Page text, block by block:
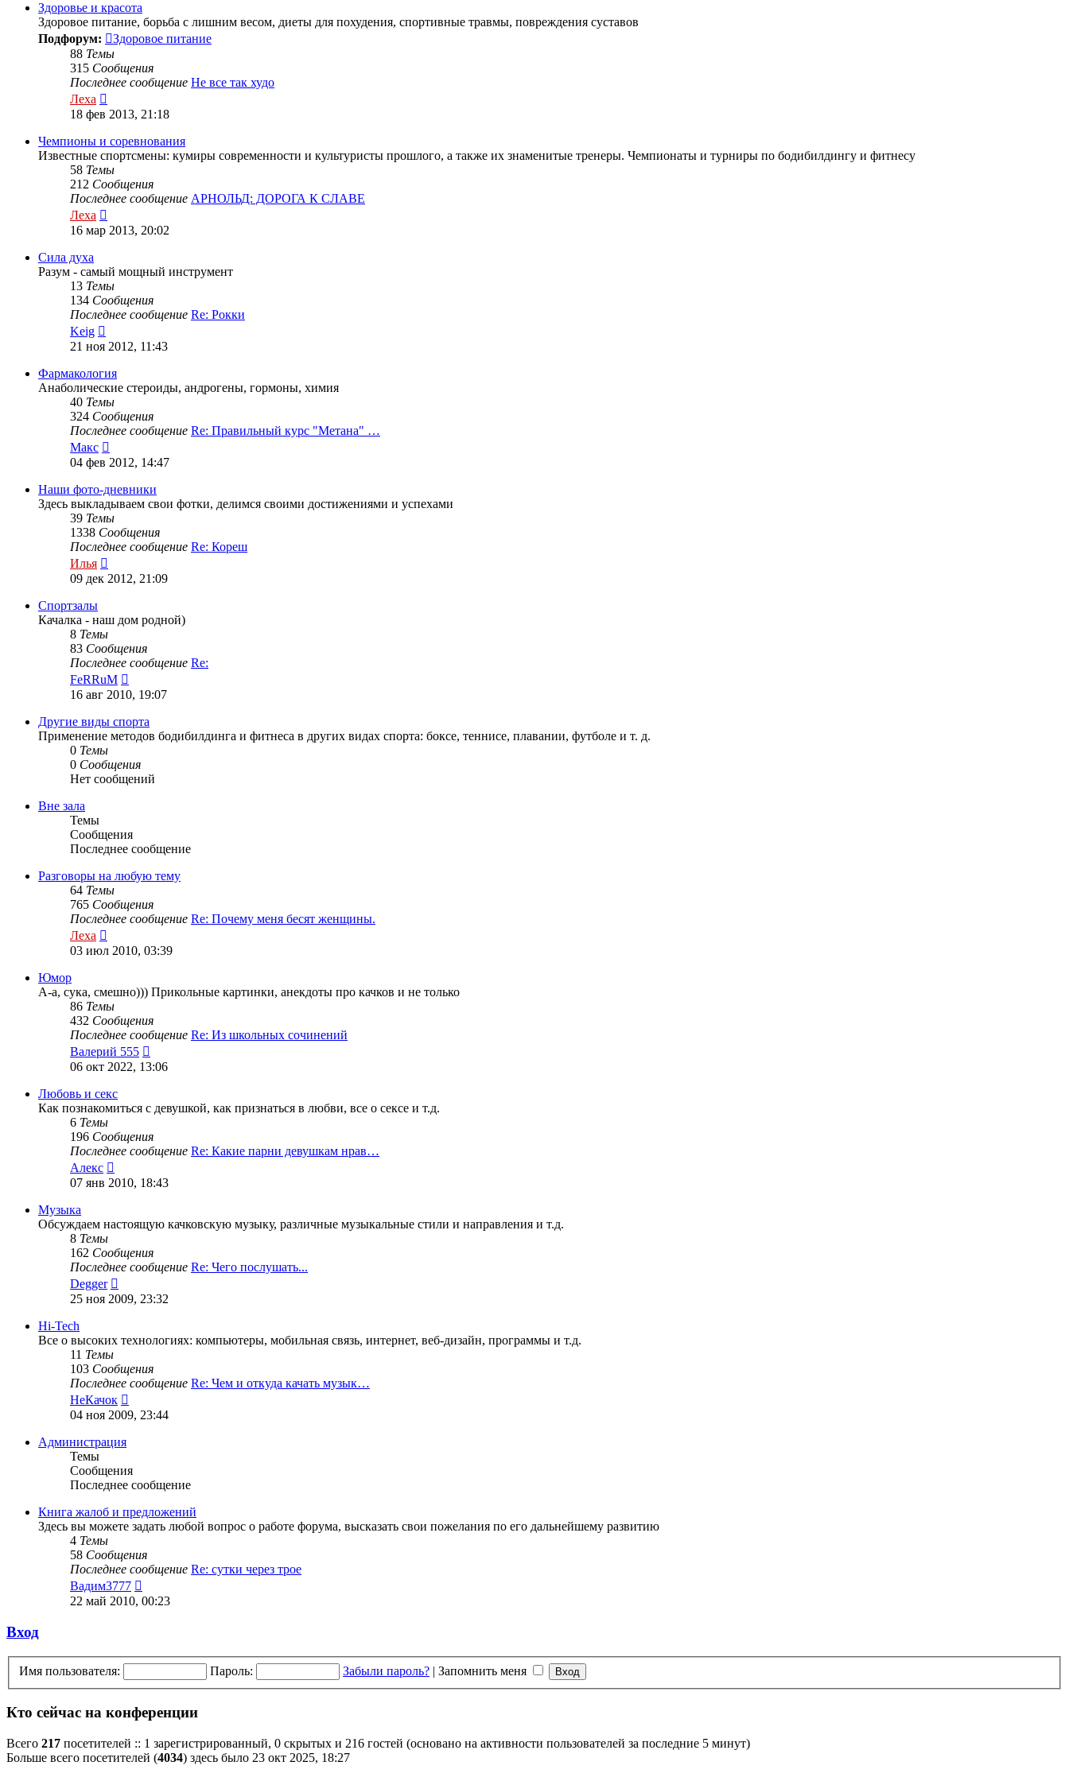
сообщению
Здоровье и красота
Здоровое питание, борьба с лишним весом, диеты для похудения, спортивные травмы, повреждения суставов
Подфорум:
Здоровое питание
88 Темы
315 Сообщения
Последнее сообщение Не все так худо
Леха
к
сообщению
18 фев 2013, 21:18
Чемпионы и соревнования
Известные спортсмены: кумиры современности и культуристы прошлого, а также их знаменитые тренеры. Чемпионаты и турниры по бодибилдингу и фитнесу
58 Темы
212 Сообщения
Последнее сообщение АРНОЛЬД: ДОРОГА К СЛАВЕ
Леха
к
16 мар 2013, 20:02
Сила духа
Разум - самый мощный инструмент
13 Темы
134 Сообщения
Последнее сообщение Re: Рокки
Keig
к
сообщению
21 ноя 2012, 11:43
Фармакология
Анаболические стероиды, андрогены, гормоны, химия
40 Темы
324 Сообщения
Последнее сообщение Re: Правильный курс "Метана" …
Макс
к
сообщению
04 фев 2012, 14:47
Наши фото-дневники
Здесь выкладываем свои фотки, делимся своими достижениями и успехами
39 Темы
1338 Сообщения
Последнее сообщение Re: Кореш
Илья
к
09 дек 2012, 21:09
Спортзалы
Качалка - наш дом родной)
8 Темы
83 Сообщения
Последнее сообщение Re:
FeRRuM
к
сообщению
16 авг 2010, 19:07
Другие виды спорта
Применение методов бодибилдинга и фитнеса в других видах спорта: боксе, теннисе, плавании, футболе и т. д.
0 Темы
0 Сообщения
Нет сообщений
Вне зала
Темы
Сообщения
Последнее сообщение
Разговоры на любую тему
64 Темы
765 Сообщения
Последнее сообщение Re: Почему меня бесят женщины.
Леха
к
03 июл 2010, 03:39
Юмор
А-а, сука, смешно))) Прикольные картинки, анекдоты про качков и не только
86 Темы
432 Сообщения
Последнее сообщение Re: Из школьных сочинений
Валерий 555
к
06 окт 2022, 13:06
Любовь и секс
Как познакомиться с девушкой, как признаться в любви, все о сексе и т.д.
6 Темы
196 Сообщения
Последнее сообщение Re: Какие парни девушкам нрав…
Алекс
к
07 янв 2010, 18:43
Музыка
Обсуждаем настоящую качковскую музыку, различные музыкальные стили и направления и т.д.
8 Темы
162 Сообщения
Последнее сообщение Re: Чего послушать...
Degger
к
25 ноя 2009, 23:32
Hi-Tech
Все о высоких технологиях: компьютеры, мобильная связь, интернет, веб-дизайн, программы и т.д.
11 Темы
103 Сообщения
Последнее сообщение Re: Чем и откуда качать музык…
НеКачок
к
04 ноя 2009, 23:44
Администрация
Темы
Сообщения
Последнее сообщение
Книга жалоб и предложений
Здесь вы можете задать любой вопрос о работе форума, высказать свои пожелания по его дальнейшему развитию
4 Темы
58 Сообщения
Последнее сообщение Re: сутки через трое
Вадим3777
к
22 май 2010, 00:23
Вход
Имя пользователя: Пароль: Забыли пароль? | Запомнить меня
Кто сейчас на конференции
Всего 217 посетителей :: 1 зарегистрированный, 0 скрытых и 216 гостей (основано на активности пользователей за последние 5 минут)
Больше всего посетителей (4034) здесь было 23 окт 2025, 18:27